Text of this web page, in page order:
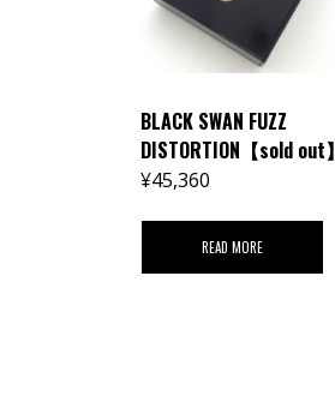
BLACK SWAN FUZZ
DISTORTION【sold out】
¥45,360
READ MORE